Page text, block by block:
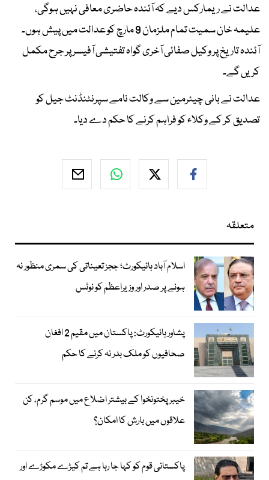
عدالت نے ریمارکس دیے کہ آئندہ حاضری معافی نہیں ہوگی،
علیمہ خان سمیت تمام ملزمان 9 مارچ کو عدالت میں پیش ہوں۔
آئندہ تاریخ پر وکیل صفائی آخری گواہ تفتیشی آفیسر پر جرح مکمل
کریں گے۔
عدالت نے بانی چیئرمین سے وکالت نامے سپرنٹنڈنٹ جیل کو
تصدیق کر کے وکلاء کو فراہم کرنے کا حکم دے دیا۔
متعلقہ
اسلام آباد ہائیکورٹ؛ ججز تعیناتی کی سمری منظور نہ
ہونے پر صدر اور وزیراعظم کو نوٹس
پشاور ہائیکورٹ: پاکستان میں مقیم 2 افغان
صحافیوں کو ملک بدر نہ کرنے کا حکم
خیبر پختونخوا کے بیشتر اضلاع میں موسم گرم، کن
علاقوں میں بارش کا امکان؟
پاکستانی قوم کو کہا جا رہا ہے تم کیڑے مکوڑے اور